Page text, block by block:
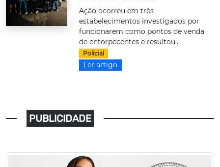
Ação ocorreu em três
estabelecimentos investigados por
funcionarem como pontos de venda
de entorpecentes e resultou...
Policial
Ler artigo
PUBLICIDADE